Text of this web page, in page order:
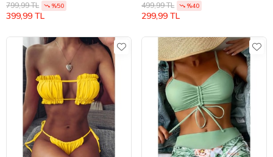
799,99 TL
%50
399,99 TL
499,99 TL
%40
299,99 TL